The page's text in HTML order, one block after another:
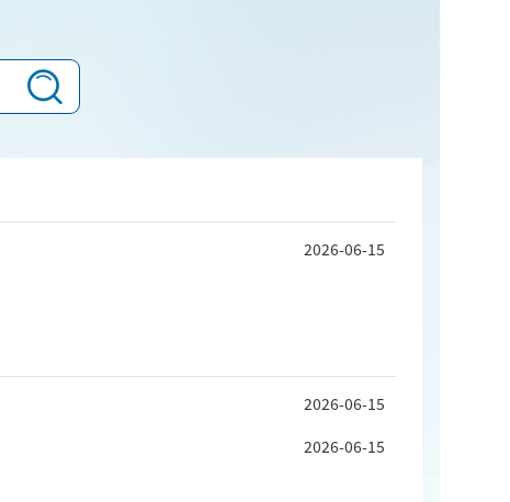
2026-06-15
2026-06-15
2026-06-15